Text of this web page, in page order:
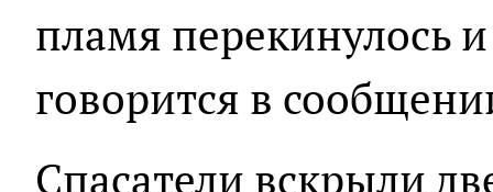
пламя перекинулось
говорится в
Спасатели вскрыли